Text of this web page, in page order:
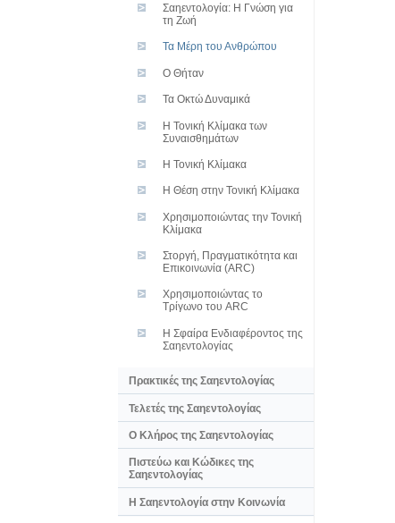
Σαηεντολογία: Η Γνώση για
τη Ζωή
Τα Μέρη του Ανθρώπου
O Θήταν
Τα Οκτώ Δυναμικά
Η Τονική Κλίμακα των
Συναισθημάτων
Η Τονική Κλίµακα
Η Θέση στην Τονική Κλίμακα
Χρησιμοποιώντας την Τονική
Κλίμακα
Στοργή, Πραγµατικότητα και
Επικοινωνία (ARC)
Χρησιμοποιώντας το
Τρίγωνο του ARC
Η Σφαίρα Ενδιαφέροντος της
Σαηεντολογίας
Πρακτικές της Σαηεντολογίας
Τελετές της Σαηεντολογίας
Ο Κλήρος της Σαηεντολογίας
Πιστεύω και Κώδικες της
Σαηεντολογίας
Η Σαηεντολογία στην Κοινωνία